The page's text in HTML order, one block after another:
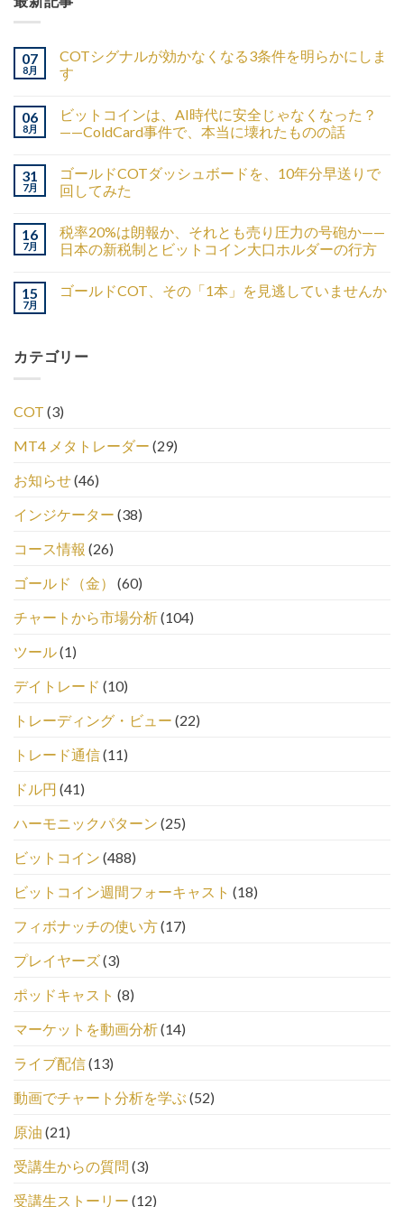
07
8月
COTシグナルが効かなくなる3条件を明らかにしま
す
06
8月
ビットコインは、AI時代に安全じゃなくなった？
——ColdCard事件で、本当に壊れたものの話
31
7月
ゴールドCOTダッシュボードを、10年分早送りで
回してみた
16
7月
税率20%は朗報か、それとも売り圧力の号砲か——
日本の新税制とビットコイン大口ホルダーの行方
15
7月
ゴールドCOT、その「1本」を見逃していませんか
カテゴリー
COT (3)
MT4 メタトレーダー (29)
お知らせ(46)
インジケーター (38)
コース情報 (26)
ゴールド（金）
(60)
チャートから市場分析(104)
ツール(1)
デイトレード (10)
トレーディング・ビュー (22)
トレード通信(11)
ドル円 (41)
ハーモニックパターン (25)
ビットコイン (488)
ビットコイン週間フォーキャスト (18)
フィボナッチの使い方(17)
プレイヤーズ(3)
ポッドキャスト (8)
マーケットを動画分析(14)
ライブ配信(13)
動画でチャート分析を学ぶ (52)
原油 (21)
受講生からの質問 (3)
受講生ストーリー (12)